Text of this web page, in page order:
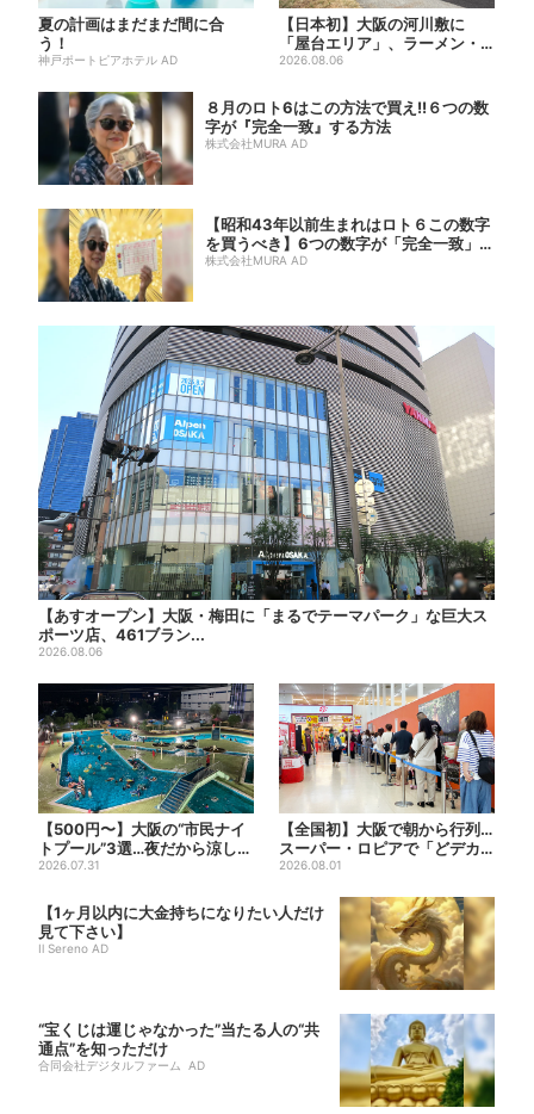
夏の計画はまだまだ間に合
う！
神戸ポートピアホテル AD
【日本初】大阪の河川敷に
「屋台エリア」、ラーメン・
焼肉・しゃぶしゃぶ・カフェ
2026.08.06
８月のロト6はこの方法で買え!!６つの数
字が『完全一致』する方法
株式会社MURA AD
【昭和43年以前生まれはロト６この数字
を買うべき】6つの数字が「完全一致」す
る方...
株式会社MURA AD
【あすオープン】大阪・梅田に「まるでテーマパーク」な巨大ス
ポーツ店、461ブラン...
2026.08.06
【500円〜】大阪の“市民ナイ
トプール”3選…夜だから涼しい
＆コスパ最強
2026.07.31
【全国初】大阪で朝から行列…
スーパー・ロピアで「どデカ
抽選会」、開始30分で“1...
2026.08.01
【1ヶ月以内に大金持ちになりたい人だけ
見て下さい】
Il Sereno AD
“宝くじは運じゃなかった”当たる人の“共
通点”を知っただけ
合同会社デジタルファーム AD